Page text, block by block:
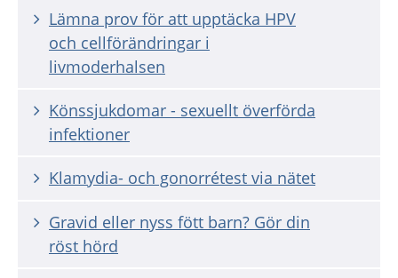
Lämna prov för att upptäcka HPV
och cellförändringar i
livmoderhalsen
Könssjukdomar - sexuellt överförda
infektioner
Klamydia- och gonorrétest via nätet
Gravid eller nyss fött barn? Gör din
röst hörd